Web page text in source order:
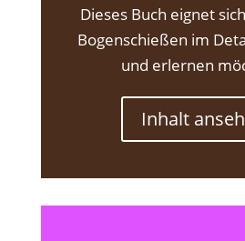
Dieses Buch eignet
Bogenschießen im
und erlernen
Inhalt